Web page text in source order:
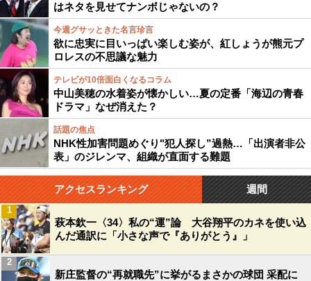
はネタを見せてナンボじゃないの？
今週グサッときた名言珍言
欲に忠実に目いっぱい楽しむ姿が、紅しょうが熊元プ
ロレスの不思議な魅力
テレビが10倍面白くなるコラム
中山美穂の水着姿が懐かしい…夏の定番「海辺の青春
ドラマ」なぜ消えた？
話題の焦点
NHK性加害問題めぐり"犯人探し”過熱…「出演者非公
表」のジレンマ、組織が直面する難題
アクセスランキング 週間
萩本欽一〈34〉私の“運”論 大谷翔平のカネを使い込
んだ通訳に「小さな声で『ありがとう』」
1
新庄監督の“再就職先”に挙がるまさかの球団 采配に
2